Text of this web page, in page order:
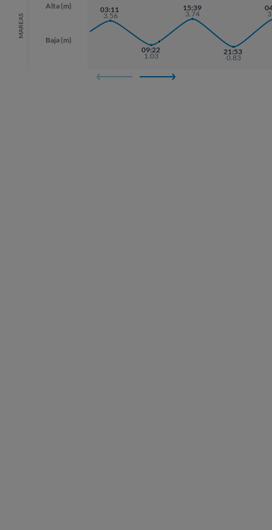
MAREAS
Alta (m)
Baja (m)
03:11
3.56
09:22
1.03
15:39
3.74
21:53
0.83
21:53
0.83